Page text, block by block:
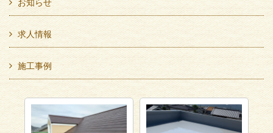
お知らせ
求人情報
施工事例